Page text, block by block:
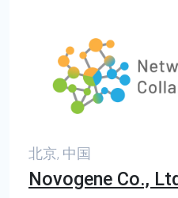
北京, 中国
Novogene Co.,